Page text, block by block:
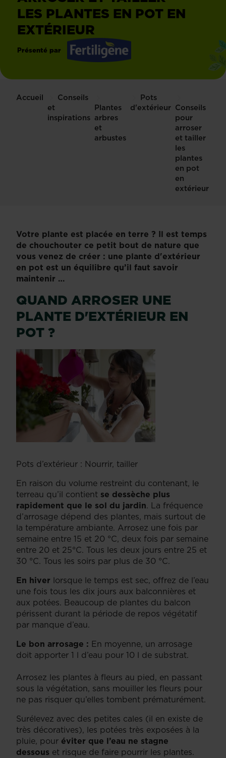
LES PLANTES EN POT EN
EXTÉRIEUR
Présenté par
Accueil
Conseils
et
inspirations
Plantes
arbres
et
arbustes
Pots
d'extérieur Conseils
pour
arroser
et tailler
les
plantes
en pot
en
extérieur
Votre plante est placée en terre ? Il est temps
de chouchouter ce petit bout de nature que
vous venez de créer : une plante d'extérieur
en pot est un équilibre qu’il faut savoir
maintenir …
QUAND ARROSER UNE
PLANTE D'EXTÉRIEUR EN
POT ?
Pots d’extérieur : Nourrir, tailler
En raison du volume restreint du contenant, le
terreau qu’il contient se dessèche plus
rapidement que le sol du jardin. La fréquence
d’arrosage dépend des plantes, mais surtout de
la température ambiante. Arrosez une fois par
semaine entre 15 et 20 °C, deux fois par semaine
entre 20 et 25°C. Tous les deux jours entre 25 et
30 °C. Tous les soirs par plus de 30 °C.
En hiver lorsque le temps est sec, offrez de l’eau
une fois tous les dix jours aux balconnières et
aux potées. Beaucoup de plantes du balcon
périssent durant la période de repos végétatif
par manque d’eau.
Le bon arrosage : En moyenne, un arrosage
doit apporter 1 l d’eau pour 10 l de substrat.
Arrosez les plantes à fleurs au pied, en passant
sous la végétation, sans mouiller les fleurs pour
ne pas risquer qu’elles tombent prématurément.
Surélevez avec des petites cales (il en existe de
très décoratives), les potées très exposées à la
pluie, pour éviter que l’eau ne stagne
dessous et risque de faire pourrir les plantes.